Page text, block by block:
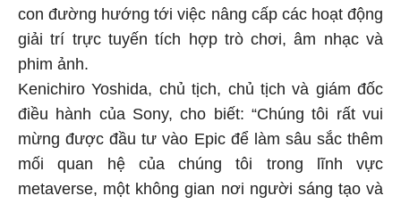
con đường hướng tới việc nâng cấp các hoạt động
giải trí trực tuyến tích hợp trò chơi, âm nhạc và
phim ảnh.
Kenichiro Yoshida, chủ tịch, chủ tịch và giám đốc
điều hành của Sony, cho biết: “Chúng tôi rất vui
mừng được đầu tư vào Epic để làm sâu sắc thêm
mối quan hệ của chúng tôi trong lĩnh vực
metaverse, một không gian nơi người sáng tạo và